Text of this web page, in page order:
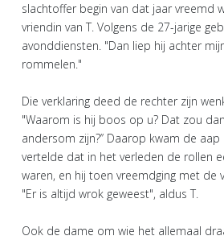
slachtoffer begin van dat jaar vreemd
vriendin van T. Volgens de 27-jarige
avonddiensten. "Dan liep hij achter
rommelen."
Die verklaring deed de rechter zijn
"Waarom is hij boos op u? Dat zou
andersom zijn?’’ Daarop kwam de
vertelde dat in het verleden de rollen
waren, en hij toen vreemdging met de
"Er is altijd wrok geweest", aldus T.
Ook de dame om wie het allemaal